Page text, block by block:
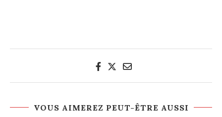
VOUS AIMEREZ PEUT-ÊTRE AUSSI